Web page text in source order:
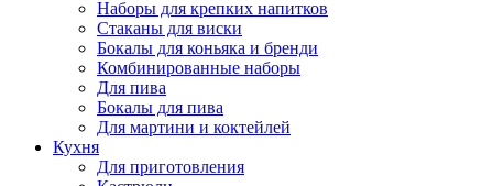
Наборы для крепких напитков
Стаканы для виски
Бокалы для коньяка и бренди
Комбинированные наборы
Для пива
Бокалы для пива
Для мартини и коктейлей
Кухня
Для приготовления